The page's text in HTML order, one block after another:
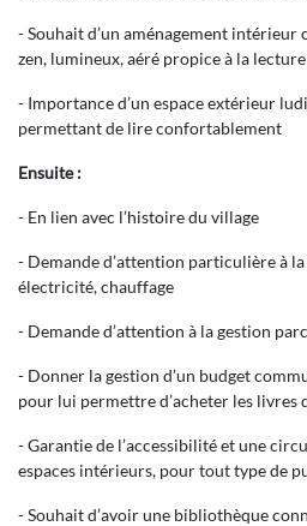
- Souhait d’un aménagement
zen, lumineux, aéré propice à la lecture
- Importance d’un espace extérieur
permettant de lire confortablement
Ensuite :
- En lien avec l’histoire du village
- Demande d’attention particulière à la
électricité, chauffage
- Demande d’attention à la gestion
- Donner la gestion d’un budget
pour lui permettre d’acheter les livres
- Garantie de l’accessibilité et une
espaces intérieurs, pour tout type de
- Souhait d’avoir une bibliothèque